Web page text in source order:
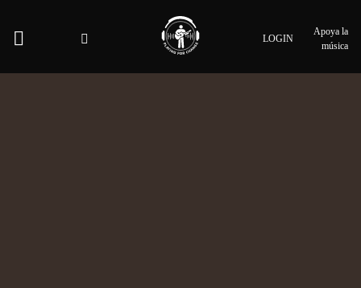
LOGIN
Apoya la
música